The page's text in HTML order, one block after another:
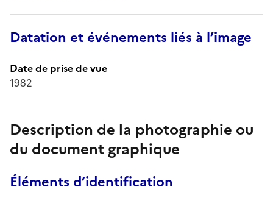
Datation et événements liés à l’image
Date de prise de vue
1982
Description de la photographie ou
du document graphique
Éléments d’identification